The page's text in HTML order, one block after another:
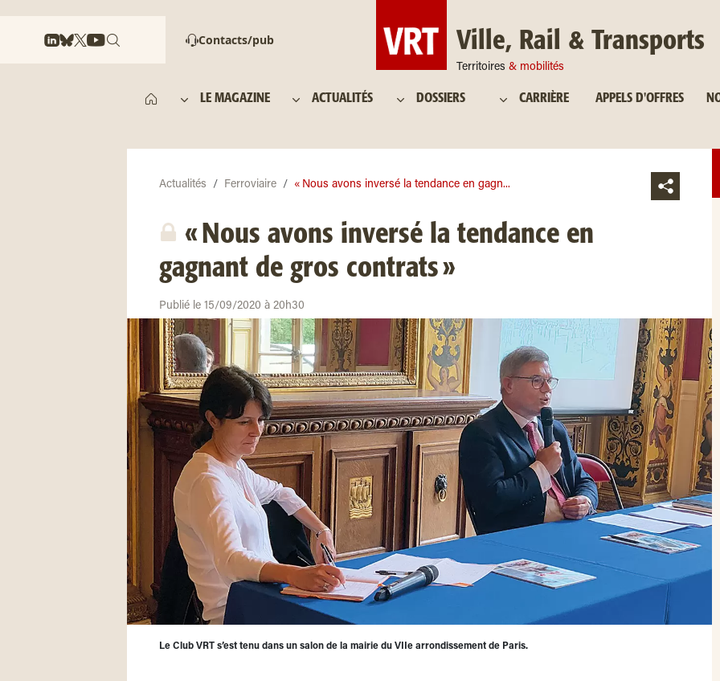
Contacts/pub Ville, Rail & Transports
Territoires & mobilités
LE MAGAZINE ACTUALITÉS DOSSIERS CARRIÈRE APPELS D'OFFRES
Actualités Ferroviaire « Nous avons inversé la tendance en gagn...
« Nous avons inversé la tendance en
gagnant de gros contrats »
Publié le 15/09/2020 à 20h30
Le Club VRT s’est tenu dans un salon de la mairie du VIIe arrondissement de Paris.